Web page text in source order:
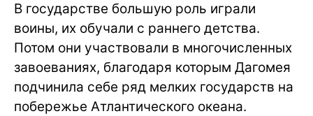
В государстве большую роль играли
воины, их обучали с раннего детства.
Потом они участвовали в многочисленных
завоеваниях, благодаря которым Дагомея
подчинила себе ряд мелких государств на
побережье Атлантического океана.